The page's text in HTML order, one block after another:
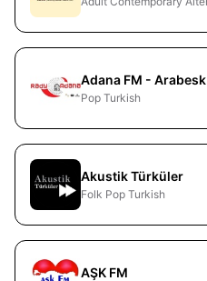
Adana FM - Arabesk
Pop Turkish
Akustik Türküler
Folk Pop Turkish
AŞK FM